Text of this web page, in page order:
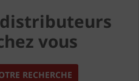
vous
RECHERCHE